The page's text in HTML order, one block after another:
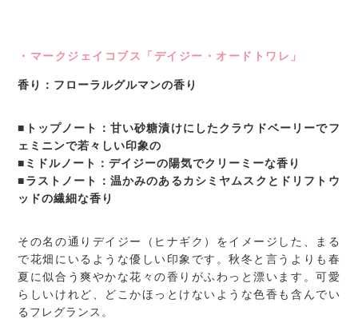
・マークジェイコブス「デイジー・オードトワレ」
香り：フローラルグルマンの香り
■トップノート：甘い砂糖漬けにしたクラウドベーリーでフ
ェミニンで若々しい印象の
■ミドルノート：デイジーの陽気でクリーミーな香り
■ラストノート：温かみのあるカシミヤムスクとドリフトウ
ッドの繊細な香り
その名の通りデイジー（ヒナギク）をイメージした、まる
で花畑にいるような優しい印象です。秋冬と言うよりも春
夏に似合う爽やかな花々の香りがふわっと漂います。可愛
らしいけれど、どこかほっとけないような色香も含んでい
るフレグランス。